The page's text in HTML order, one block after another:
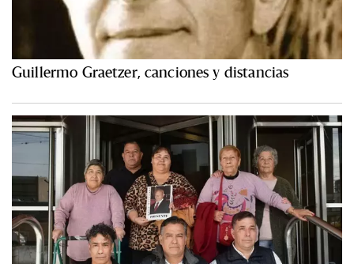
Guillermo Graetzer, canciones y distancias